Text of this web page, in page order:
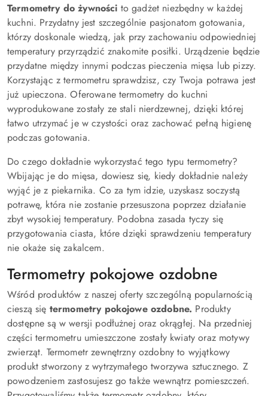
Termometry do żywności to gadżet niezbędny w każdej
kuchni. Przydatny jest szczególnie pasjonatom gotowania,
którzy doskonale wiedzą, jak przy zachowaniu odpowiedniej
temperatury przyrządzić znakomite posiłki. Urządzenie będzie
przydatne między innymi podczas pieczenia mięsa lub pizzy.
Korzystając z termometru sprawdzisz, czy Twoja potrawa jest
już upieczona. Oferowane termometry do kuchni
wyprodukowane zostały ze stali nierdzewnej, dzięki której
łatwo utrzymać je w czystości oraz zachować pełną higienę
podczas gotowania.
Do czego dokładnie wykorzystać tego typu termometry?
Wbijając je do mięsa, dowiesz się, kiedy dokładnie należy
wyjąć je z piekarnika. Co za tym idzie, uzyskasz soczystą
potrawę, która nie zostanie przesuszona poprzez działanie
zbyt wysokiej temperatury. Podobna zasada tyczy się
przygotowania ciasta, które dzięki sprawdzeniu temperatury
nie okaże się zakalcem.
Termometry pokojowe ozdobne
Wśród produktów z naszej oferty szczególną popularnością
cieszą się termometry pokojowe ozdobne. Produkty
dostępne są w wersji podłużnej oraz okrągłej. Na przedniej
części termometru umieszczone zostały kwiaty oraz motywy
zwierząt. Termometr zewnętrzny ozdobny to wyjątkowy
produkt stworzony z wytrzymałego tworzywa sztucznego. Z
powodzeniem zastosujesz go także wewnątrz pomieszczeń.